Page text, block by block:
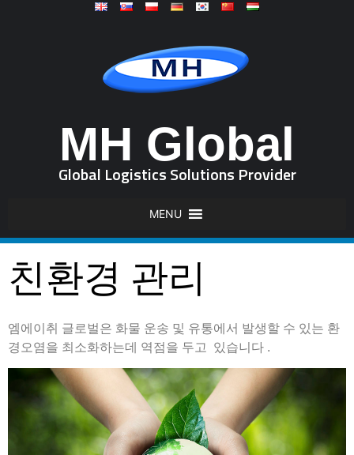
MH Global
Global Logistics Solutions Provider
MENU
친환경 관리
엠에이취 글로벌은 화물 운송 및 유통에서 발생할 수 있는 환
경오염을 최소화하는데 역점을 두고 있습니다 .